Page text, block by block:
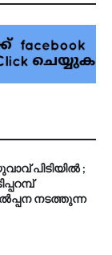
പിടിയിൽ ;
നടത്തുന്ന